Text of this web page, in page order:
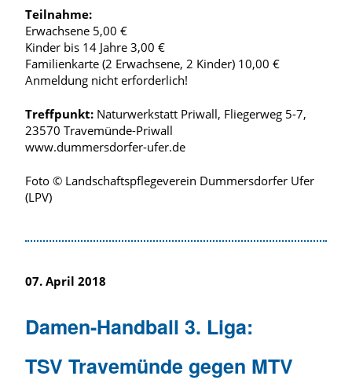
Teilnahme:
Erwachsene 5,00 €
Kinder bis 14 Jahre 3,00 €
Familienkarte (2 Erwachsene, 2 Kinder) 10,00 €
Anmeldung nicht erforderlich!
Treffpunkt: Naturwerkstatt Priwall, Fliegerweg 5-7,
23570 Travemünde-Priwall
www.dummersdorfer-ufer.de
Foto © Landschaftspflegeverein Dummersdorfer Ufer
(LPV)
07. April 2018
Damen-Handball 3. Liga:
TSV Travemünde gegen MTV